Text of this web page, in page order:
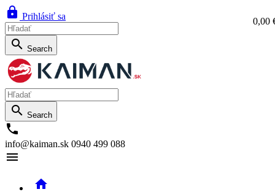
 Prihlásiť sa
 Search
 Search

info@kaiman.sk 0940 499 088


0,00